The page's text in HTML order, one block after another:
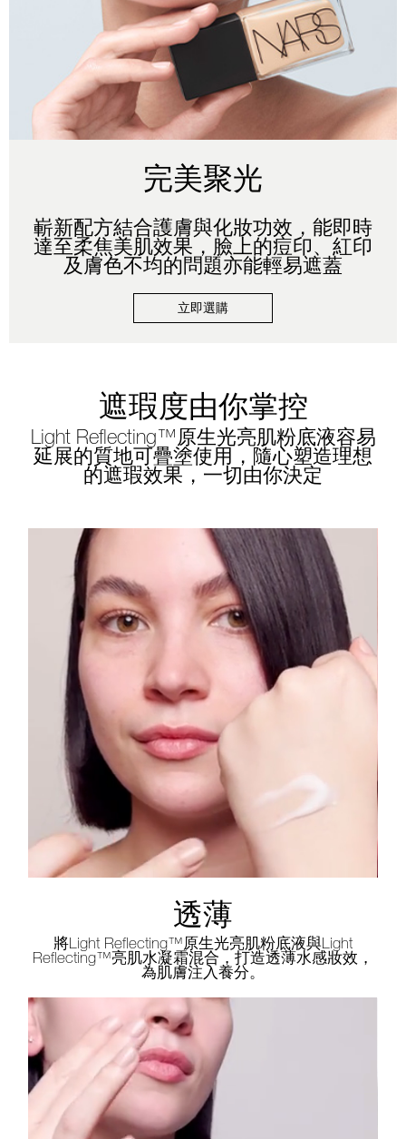
完美聚光
嶄新配方結合護膚與化妝功效，能即時
達至柔焦美肌效果，臉上的痘印、紅印
及膚色不均的問題亦能輕易遮蓋
立即選購
遮瑕度由你掌控
Light Reflecting™原生光亮肌粉底液容易
延展的質地可疊塗使用，隨心塑造理想
的遮瑕效果，一切由你決定
透薄
將Light Reflecting™原生光亮肌粉底液與Light
Reflecting™亮肌水凝霜混合，打造透薄水感妝效，
為肌膚注入養分。